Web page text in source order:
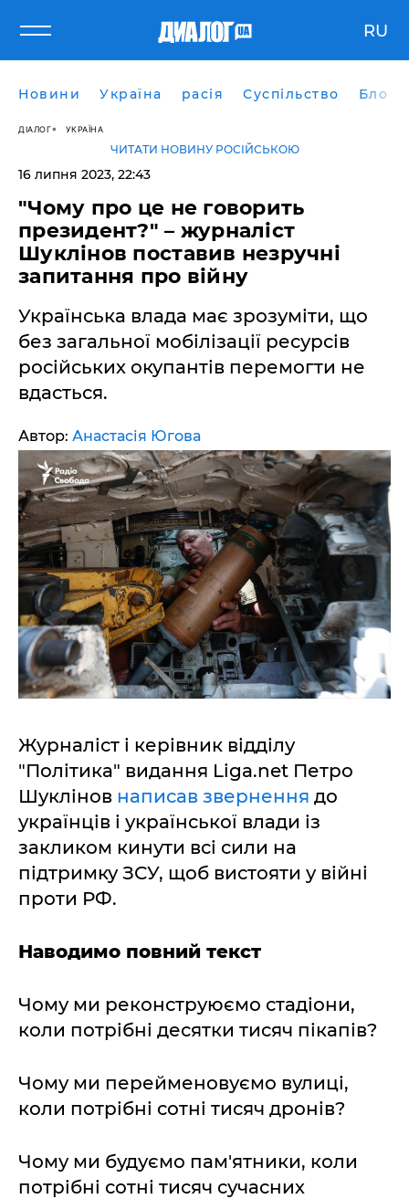
RU
Новини Україна расія Суспільство Блоги
ДІАЛОГ УКРАЇНА
ЧИТАТИ НОВИНУ РОСІЙСЬКОЮ
16 липня 2023, 22:43
"Чому про це не говорить
президент?" – журналіст
Шуклінов поставив незручні
запитання про війну
Українська влада має зрозуміти, що
без загальної мобілізації ресурсів
російських окупантів перемогти не
вдасться.
Автор: Анастасія Югова
Журналіст і керівник відділу
"Політика" видання Liga.net Петро
Шуклінов написав звернення до
українців і української влади із
закликом кинути всі сили на
підтримку ЗСУ, щоб вистояти у війні
проти РФ.
Наводимо повний текст
Чому ми реконструюємо стадіони,
коли потрібні десятки тисяч пікапів?
Чому ми перейменовуємо вулиці,
коли потрібні сотні тисяч дронів?
Чому ми будуємо пам'ятники, коли
потрібні сотні тисяч сучасних